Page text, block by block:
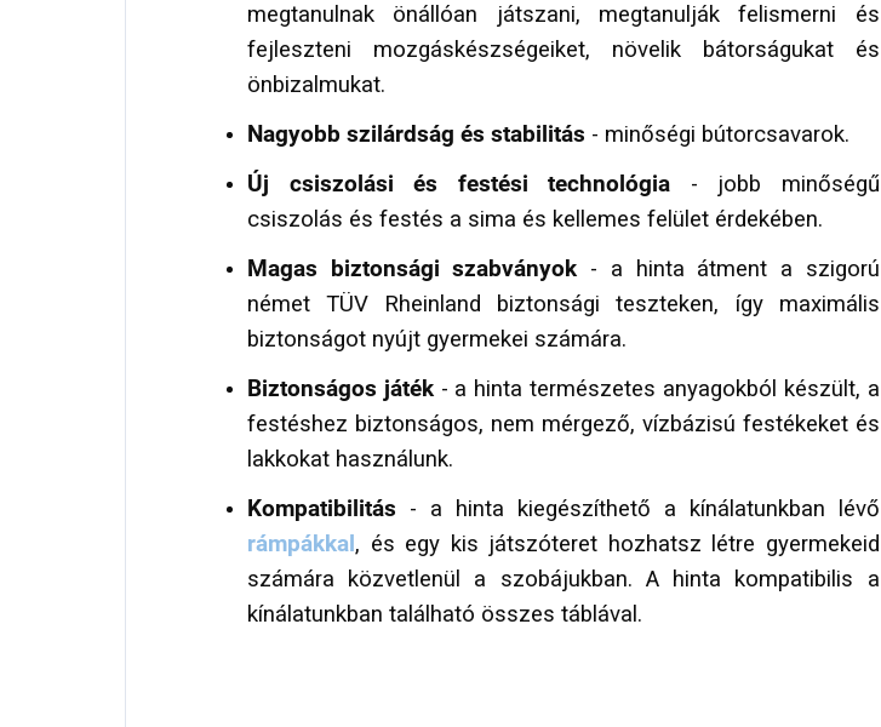
megtanulnak önállóan játszani, megtanulják felismerni és
fejleszteni mozgáskészségeiket, növelik bátorságukat és
önbizalmukat.
Nagyobb szilárdság és stabilitás - minőségi bútorcsavarok.
Új csiszolási és festési technológia - jobb minőségű
csiszolás és festés a sima és kellemes felület érdekében.
Magas biztonsági szabványok - a hinta átment a szigorú
német TÜV Rheinland biztonsági teszteken, így maximális
biztonságot nyújt gyermekei számára.
Biztonságos játék- a hinta természetes anyagokból készült, a
festéshez biztonságos, nem mérgező, vízbázisú festékeket és
lakkokat használunk.
Kompatibilitás - a hinta kiegészíthető a kínálatunkban lévő
rámpákkal , és egy kis játszóteret hozhatsz létre gyermekeid
számára közvetlenül a szobájukban. A hinta kompatibilis a
kínálatunkban található összes táblával.